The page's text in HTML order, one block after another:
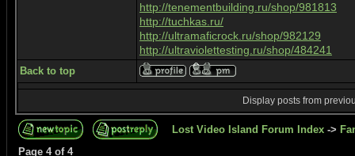
http://tenementbuilding.ru/shop/981813
http://tuchkas.ru/
http://ultramaficrock.ru/shop/982129
http://ultraviolettesting.ru/shop/484241
Back to top
Display posts from
Lost Video Island Forum Index ->
Page 4of 4